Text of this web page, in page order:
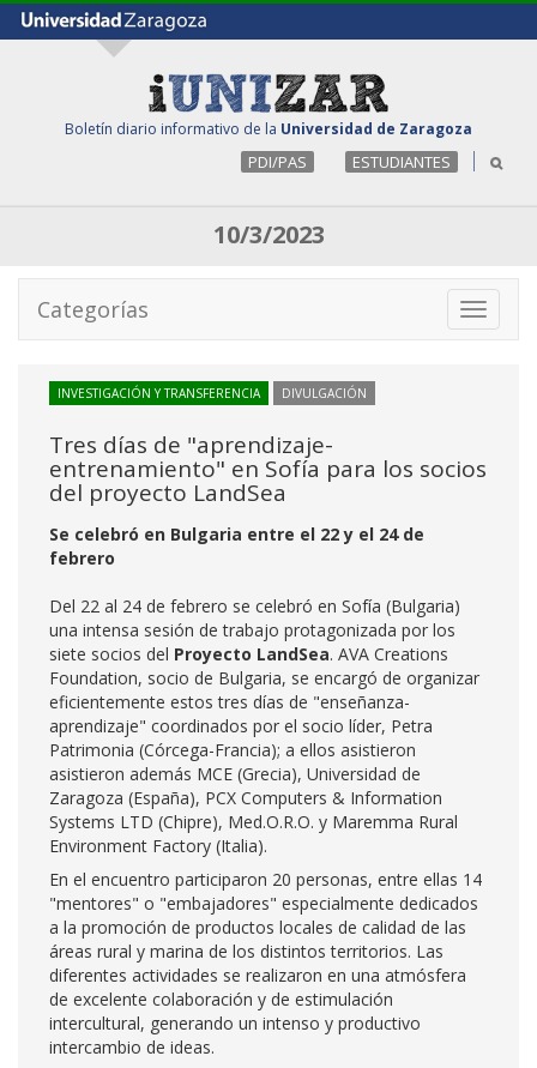
Boletín diario informativo de la Universidad de Zaragoza
PDI/PAS ESTUDIANTES
10/3/2023
Toggle
Categorías
INVESTIGACIÓN Y TRANSFERENCIA DIVULGACIÓN
Tres días de "aprendizaje-
entrenamiento" en Sofía para los socios
del proyecto LandSea
Se celebró en Bulgaria entre el 22 y el 24 de
febrero
Del 22 al 24 de febrero se celebró en Sofía (Bulgaria)
una intensa sesión de trabajo protagonizada por los
siete socios del Proyecto LandSea. AVA Creations
Foundation, socio de Bulgaria, se encargó de organizar
eficientemente estos tres días de "enseñanza-
aprendizaje" coordinados por el socio líder, Petra
Patrimonia (Córcega-Francia); a ellos asistieron
asistieron además MCE (Grecia), Universidad de
Zaragoza (España), PCX Computers & Information
Systems LTD (Chipre), Med.O.R.O. y Maremma Rural
Environment Factory (Italia).
En el encuentro participaron 20 personas, entre ellas 14
"mentores" o "embajadores" especialmente dedicados
a la promoción de productos locales de calidad de las
áreas rural y marina de los distintos territorios. Las
diferentes actividades se realizaron en una atmósfera
de excelente colaboración y de estimulación
intercultural, generando un intenso y productivo
intercambio de ideas.